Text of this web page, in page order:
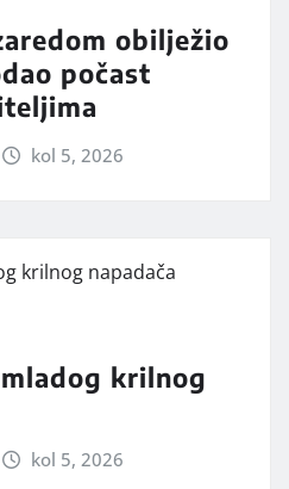
obilježio
počast
kol 5, 2026
krilnog
kol 5, 2026